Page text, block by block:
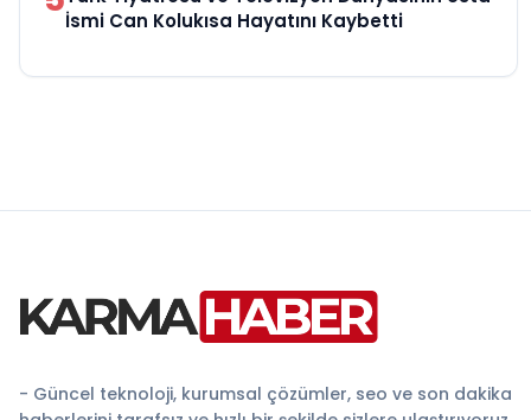
İsmi Can Kolukısa Hayatını Kaybetti
- Güncel teknoloji, kurumsal çözümler, seo ve son dakika